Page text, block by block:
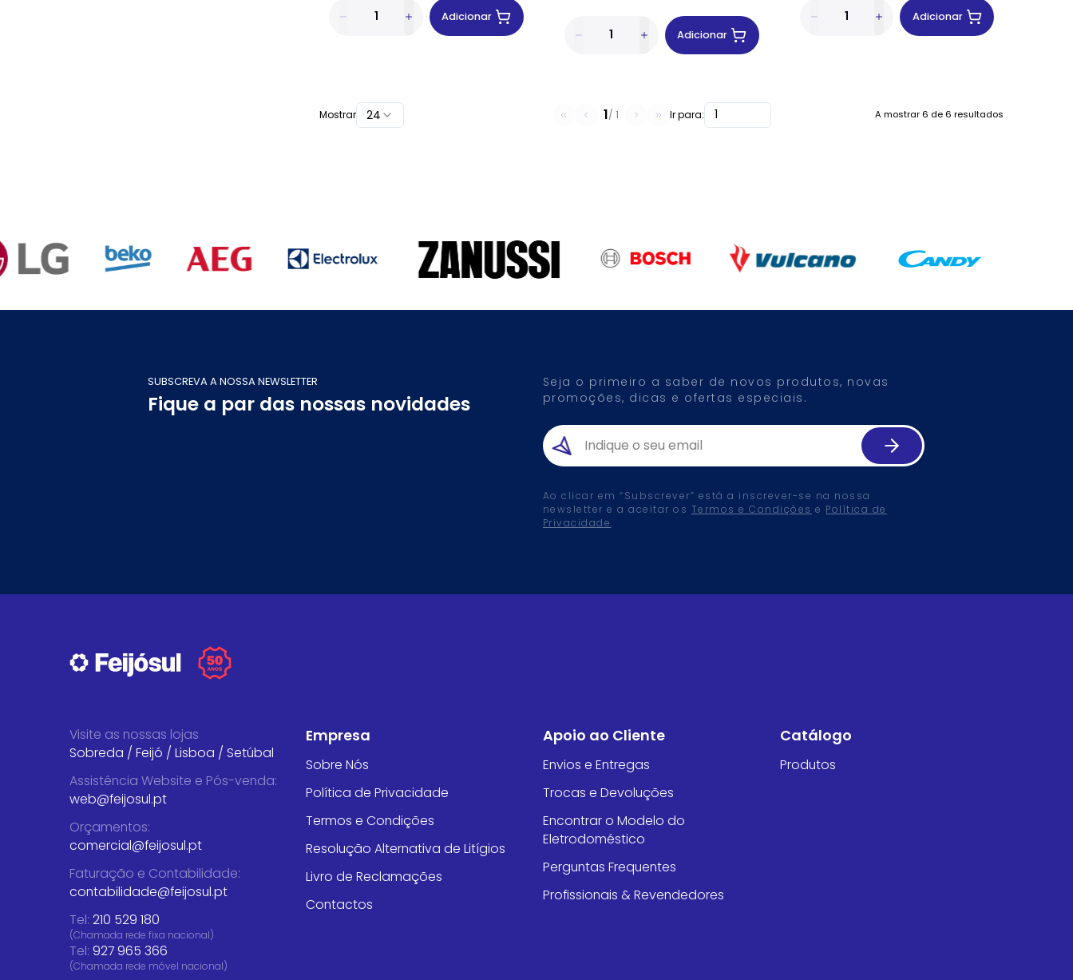
Adicionar
Adicionar
Adicionar
A mostrar 6 de 6 resultados
1/ 1 Ir para:
Mostrar 24
SUBSCREVA A NOSSA NEWSLETTER
Fique a par das nossas novidades
Seja o primeiro a saber de novos produtos, novas
promoções, dicas e ofertas especiais.
Ao clicar em “Subscrever” está a inscrever-se na nossa
newsletter e a aceitar os Termos e Condições e Política de
Privacidade.
Visite as nossas lojas
Sobreda / Feijó / Lisboa / Setúbal
Assistência Website e Pós-venda:
web@feijosul.pt
Orçamentos:
comercial@feijosul.pt
Faturação e Contabilidade:
contabilidade@feijosul.pt
Tel: 210 529 180
(Chamada rede fixa nacional)
Tel: 927 965 366
(Chamada rede móvel nacional)
Empresa
Sobre Nós
Política de Privacidade
Termos e Condições
Resolução Alternativa de Litígios
Livro de Reclamações
Contactos
Apoio ao Cliente
Envios e Entregas
Trocas e Devoluções
Encontrar o Modelo do
Eletrodoméstico
Perguntas Frequentes
Profissionais & Revendedores
Catálogo
Produtos